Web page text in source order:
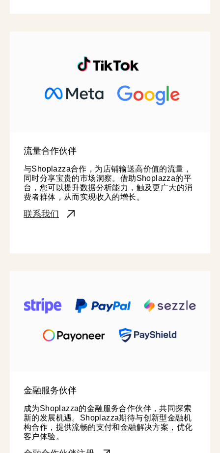
流量合作伙伴
与Shoplazza合作，为店铺输送高价值的流量，
同时分享宝贵的市场洞察。借助Shoplazza的平
台，您可以提升数据分析能力，触及更广大的消
费者群体，从而实现收入的增长。
联系我们
金融服务伙伴
成为Shoplazza的金融服务合作伙伴，共同探索
新的发展机遇。Shoplazza期待与创新型金融机
构合作，提供流畅的支付和金融解决方案，优化
客户体验。